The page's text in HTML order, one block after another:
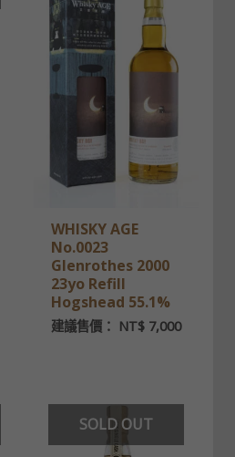
WHISKY AGE
No.0023
Glenrothes 2000
23yo Refill
Hogshead 55.1%
建議售價： NT$7,000
SOLD OUT